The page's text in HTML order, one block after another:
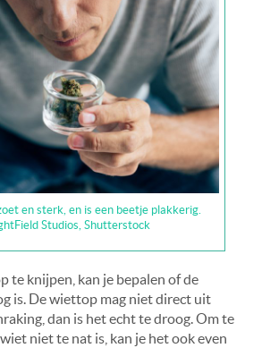
en sterk, en is een beetje plakkerig.
Studios, Shutterstock
te knijpen, kan je bepalen of de
is. De wiettop mag niet direct uit
dan is het echt te droog. Om te
niet te nat is, kan je het ook even